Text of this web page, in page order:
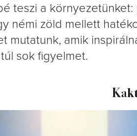
teszi a
némi zöld mellett
mutatunk, amik
sok figyelmet.